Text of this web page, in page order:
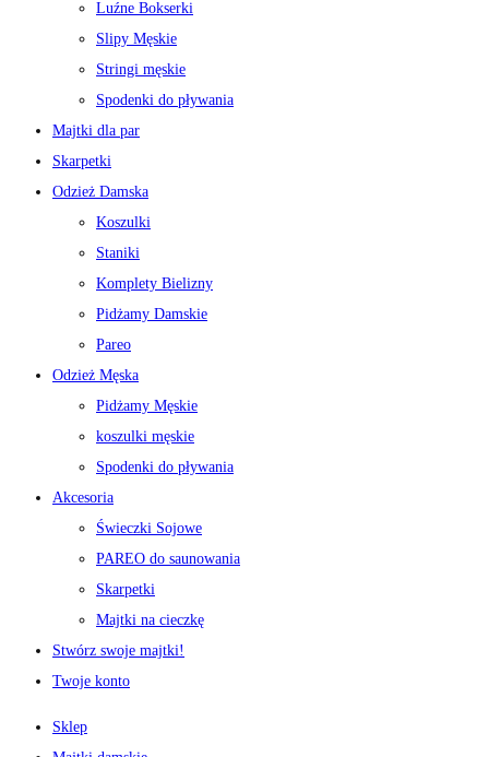
Luźne Bokserki
Slipy Męskie
Stringi męskie
Spodenki do pływania
Majtki dla par
Skarpetki
Odzież Damska
Koszulki
Staniki
Komplety Bielizny
Pidżamy Damskie
Pareo
Odzież Męska
Pidżamy Męskie
koszulki męskie
Spodenki do pływania
Akcesoria
Świeczki Sojowe
PAREO do saunowania
Skarpetki
Majtki na cieczkę
Stwórz swoje majtki!
Twoje konto
Sklep